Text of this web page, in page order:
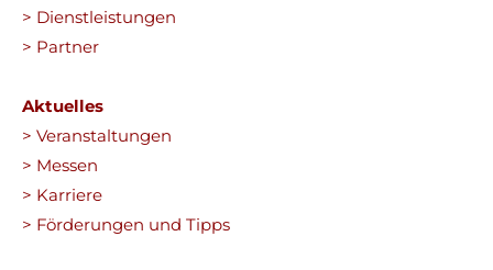
> Dienstleistungen
> Partner
Aktuelles
> Veranstaltungen
> Messen
> Karriere
> Förderungen und Tipps